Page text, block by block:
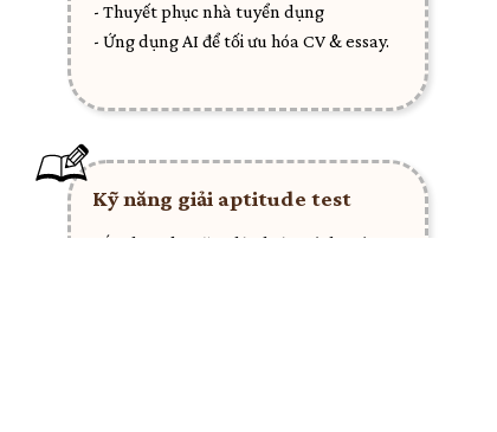
- Thuyết phục nhà tuyển dụng
- Ứng dụng AI để tối ưu hóa CV & essay.
- Áp dụng kỹ năng lập luận, tính toán, tư
Kỹ năng giải aptitude test